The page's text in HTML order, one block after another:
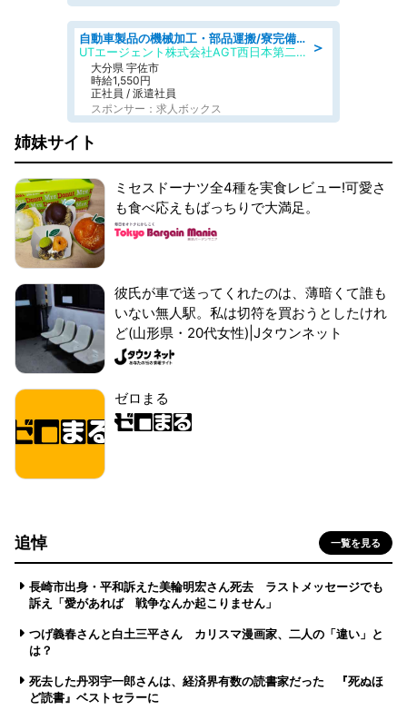
＞
自動車製品の機械加工・部品運搬/寮完備/日払い/工場・製造
UTエージェント株式会社AGT西日本第二CU
大分県 宇佐市
時給1,550円
正社員 / 派遣社員
スポンサー：求人ボックス
姉妹サイト
ミセスドーナツ全4種を実食レビュー!可愛さ
も食べ応えもばっちりで大満足。
彼氏が車で送ってくれたのは、薄暗くて誰も
いない無人駅。私は切符を買おうとしたけれ
ど(山形県・20代女性)|Jタウンネット
ゼロまる
追悼 一覧を見る
長崎市出身・平和訴えた美輪明宏さん死去 ラストメッセージでも
訴え「愛があれば 戦争なんか起こりません」
つげ義春さんと白土三平さん カリスマ漫画家、二人の「違い」と
は？
死去した丹羽宇一郎さんは、経済界有数の読書家だった 『死ぬほ
ど読書』ベストセラーに